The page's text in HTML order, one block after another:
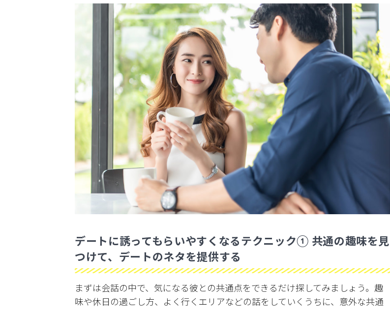
デートに誘ってもらいやすくなるテクニック① 共通の趣味を見
つけて、デートのネタを提供する
まずは会話の中で、気になる彼との共通点をできるだけ探してみましょう。趣
味や休日の過ごし方、よく行くエリアなどの話をしていくうちに、意外な共通